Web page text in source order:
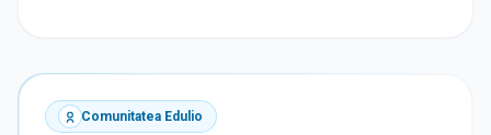
Comunitatea Edulio